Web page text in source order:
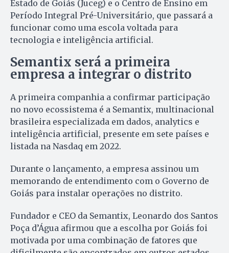
Estado de Goiás (Juceg) e o Centro de Ensino em
Período Integral Pré-Universitário, que passará a
funcionar como uma escola voltada para
tecnologia e inteligência artificial.
Semantix será a primeira
empresa a integrar o distrito
A primeira companhia a confirmar participação
no novo ecossistema é a Semantix, multinacional
brasileira especializada em dados, analytics e
inteligência artificial, presente em sete países e
listada na Nasdaq em 2022.
Durante o lançamento, a empresa assinou um
memorando de entendimento com o Governo de
Goiás para instalar operações no distrito.
Fundador e CEO da Semantix, Leonardo dos Santos
Poça d’Água afirmou que a escolha por Goiás foi
motivada por uma combinação de fatores que